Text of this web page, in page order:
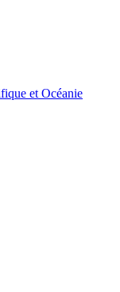
et Océanie